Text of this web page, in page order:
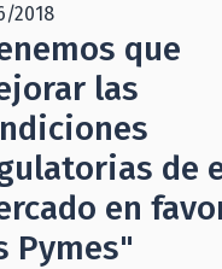
2018
que
las
de
en
Pymes"